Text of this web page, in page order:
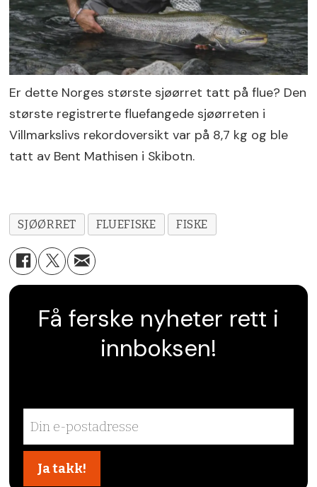
Er dette Norges største sjøørret tatt på flue? Den
største registrerte fluefangede sjøørreten i
Villmarkslivs rekordoversikt var på 8,7 kg og ble
tatt av Bent Mathisen i Skibotn.
SJØØRRET FLUEFISKE FISKE
Få ferske nyheter rett i
innboksen!